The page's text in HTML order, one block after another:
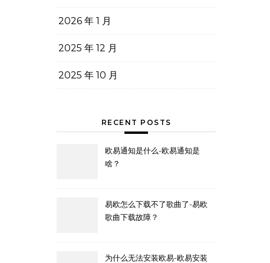
2026 年 1 月
2025 年 12 月
2025 年 10 月
RECENT POSTS
欧易通知是什么-欧易通知是
啥？
易欧怎么下载不了歌曲了-易欧
歌曲下载故障？
为什么无法安装欧易-欧易安装